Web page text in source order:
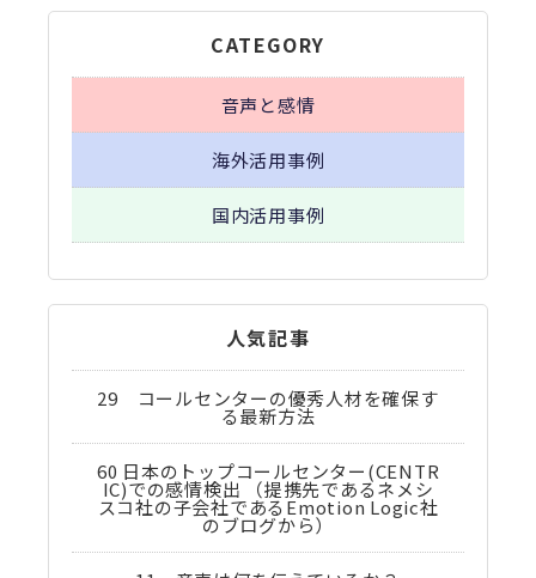
CATEGORY
音声と感情
海外活用事例
国内活用事例
人気記事
29 コールセンターの優秀人材を確保す
る最新方法
60 日本のトップコールセンター(CENTR
IC)での感情検出 （提携先であるネメシ
スコ社の子会社であるEmotion Logic社
のブログから）